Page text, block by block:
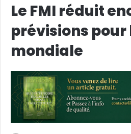
Le FMI réduit
prévisions pour
mondiale